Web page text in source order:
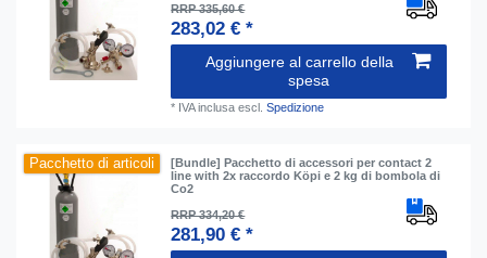
RRP 335,60 €
283,02 € *
Aggiungere al carrello della
spesa
* IVA inclusa escl.Spedizione
Pacchetto di articoli
[Bundle] Pacchetto di accessori per contact 2
line with 2x raccordo Köpi e 2 kg di bombola di
Co2
RRP 334,20 €
281,90 € *